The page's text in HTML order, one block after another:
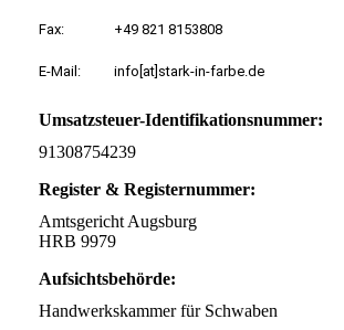
Fax: +49 821 8153808
E-Mail: info[at]stark-in-farbe.de
Umsatzsteuer-Identifikationsnummer:
91308754239
Register & Registernummer:
Amtsgericht Augsburg
HRB 9979
Aufsichtsbehörde:
Handwerkskammer für Schwaben